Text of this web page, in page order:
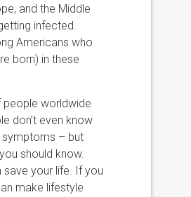
and the Middle
infected.
Americans who
born) in these
people worldwide
don’t even know
symptoms – but
should know.
your life. If you
make lifestyle